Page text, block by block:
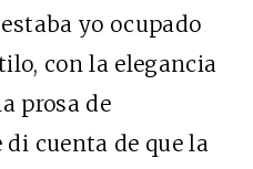
yo ocupado
con la elegancia
prosa de
di cuenta de que la